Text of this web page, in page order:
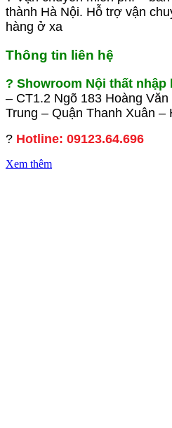
thành Hà Nội. Hỗ trợ vận
hàng ở xa
Thông tin liên hệ
? Showroom Nội thất nhập
– CT1.2 Ngõ 183 Hoàng
Trung – Quận Thanh Xuân –
? Hotline: 09123.64.696
Xem thêm